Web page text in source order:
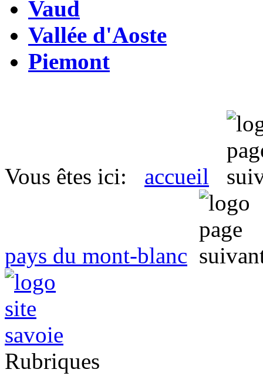
Vaud
Vallée d'Aoste
Piemont
Vous êtes ici: accueil
pays du mont-blanc
Rubriques